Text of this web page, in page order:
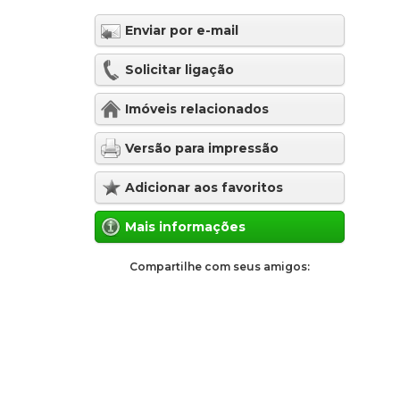
Enviar por e-mail
Solicitar ligação
Imóveis relacionados
Versão para impressão
Adicionar aos favoritos
Mais informações
Compartilhe com seus amigos: